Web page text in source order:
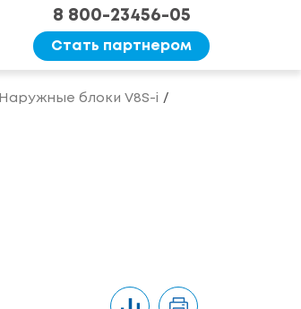
8 800-23456-05
Стать партнером
Наружные блоки V8S-i